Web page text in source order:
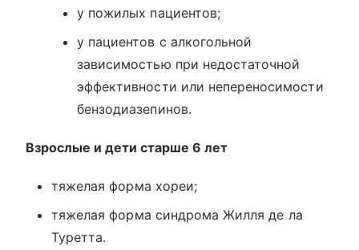
у пожилых пациентов;
у пациентов с алкогольной
зависимостью при недостаточной
эффективности или непереносимости
бензодиазепинов.
Взрослые и дети старше 6 лет
тяжелая форма хореи;
тяжелая форма синдрома Жилля де ла
Туретта.